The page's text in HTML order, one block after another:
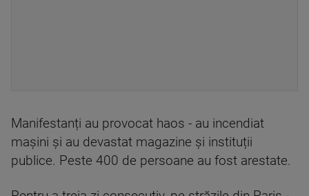
Manifestanți au provocat haos - au incendiat
mașini și au devastat magazine și instituții
publice. Peste 400 de persoane au fost arestate.